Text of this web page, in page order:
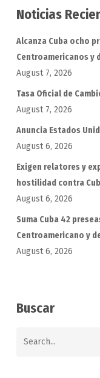
Noticias
Alcanza Cuba ocho
Centroamericanos y
August 7, 2026
Tasa Oficial de
August 7, 2026
Anuncia Estados
August 6, 2026
Exigen relatores y
hostilidad contra
August 6, 2026
Suma Cuba 42
Centroamericano y
August 6, 2026
Buscar